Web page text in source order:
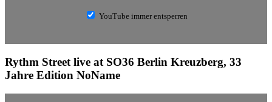
YouTube immer entsperren
Rythm Street live at SO36 Berlin Kreuzberg, 33
Jahre Edition NoName